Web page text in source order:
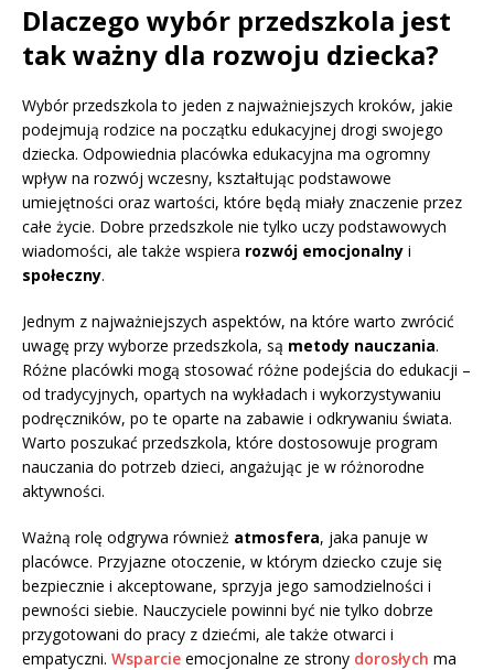
Dlaczego wybór przedszkola jest
tak ważny dla rozwoju dziecka?
Wybór przedszkola to jeden z najważniejszych kroków, jakie
podejmują rodzice na początku edukacyjnej drogi swojego
dziecka. Odpowiednia placówka edukacyjna ma ogromny
wpływ na rozwój wczesny, kształtując podstawowe
umiejętności oraz wartości, które będą miały znaczenie przez
całe życie. Dobre przedszkole nie tylko uczy podstawowych
wiadomości, ale także wspiera rozwój emocjonalny i
społeczny.
Jednym z najważniejszych aspektów, na które warto zwrócić
uwagę przy wyborze przedszkola, są metody nauczania.
Różne placówki mogą stosować różne podejścia do edukacji –
od tradycyjnych, opartych na wykładach i wykorzystywaniu
podręczników, po te oparte na zabawie i odkrywaniu świata.
Warto poszukać przedszkola, które dostosowuje program
nauczania do potrzeb dzieci, angażując je w różnorodne
aktywności.
Ważną rolę odgrywa również atmosfera, jaka panuje w
placówce. Przyjazne otoczenie, w którym dziecko czuje się
bezpiecznie i akceptowane, sprzyja jego samodzielności i
pewności siebie. Nauczyciele powinni być nie tylko dobrze
przygotowani do pracy z dziećmi, ale także otwarci i
empatyczni. Wsparcie emocjonalne ze strony dorosłych ma